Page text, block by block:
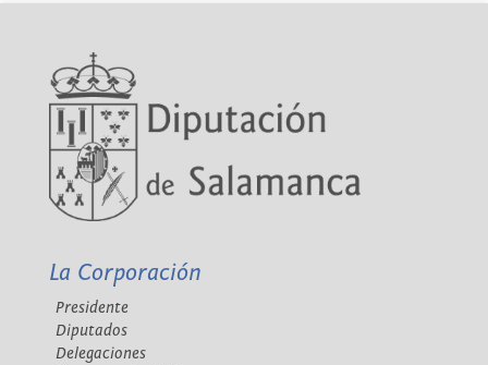
La Corporación
Presidente
Diputados
Delegaciones